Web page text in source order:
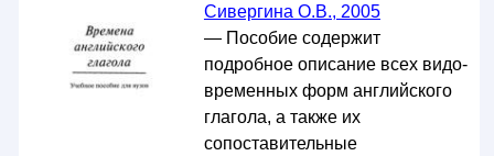
Сивергина О.В., 2005
— Пособие содержит
подробное описание всех видо-
временных форм английского
глагола, а также их
сопоставительные